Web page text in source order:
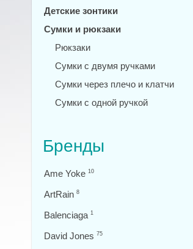
Детские зонтики
Сумки и рюкзаки
Рюкзаки
Сумки с двумя ручками
Сумки через плечо и клатчи
Сумки с одной ручкой
Бренды
Ame Yoke 10
ArtRain 8
Balenciaga 1
David Jones 75